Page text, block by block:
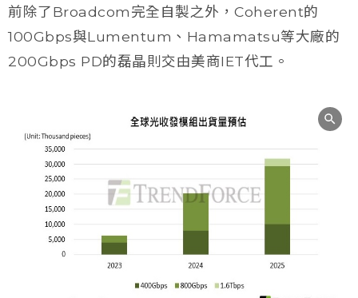
前除了Broadcom完全自製之外，Coherent的
100Gbps與Lumentum、Hamamatsu等大廠的
200Gbps PD的磊晶則交由美商IET代工。